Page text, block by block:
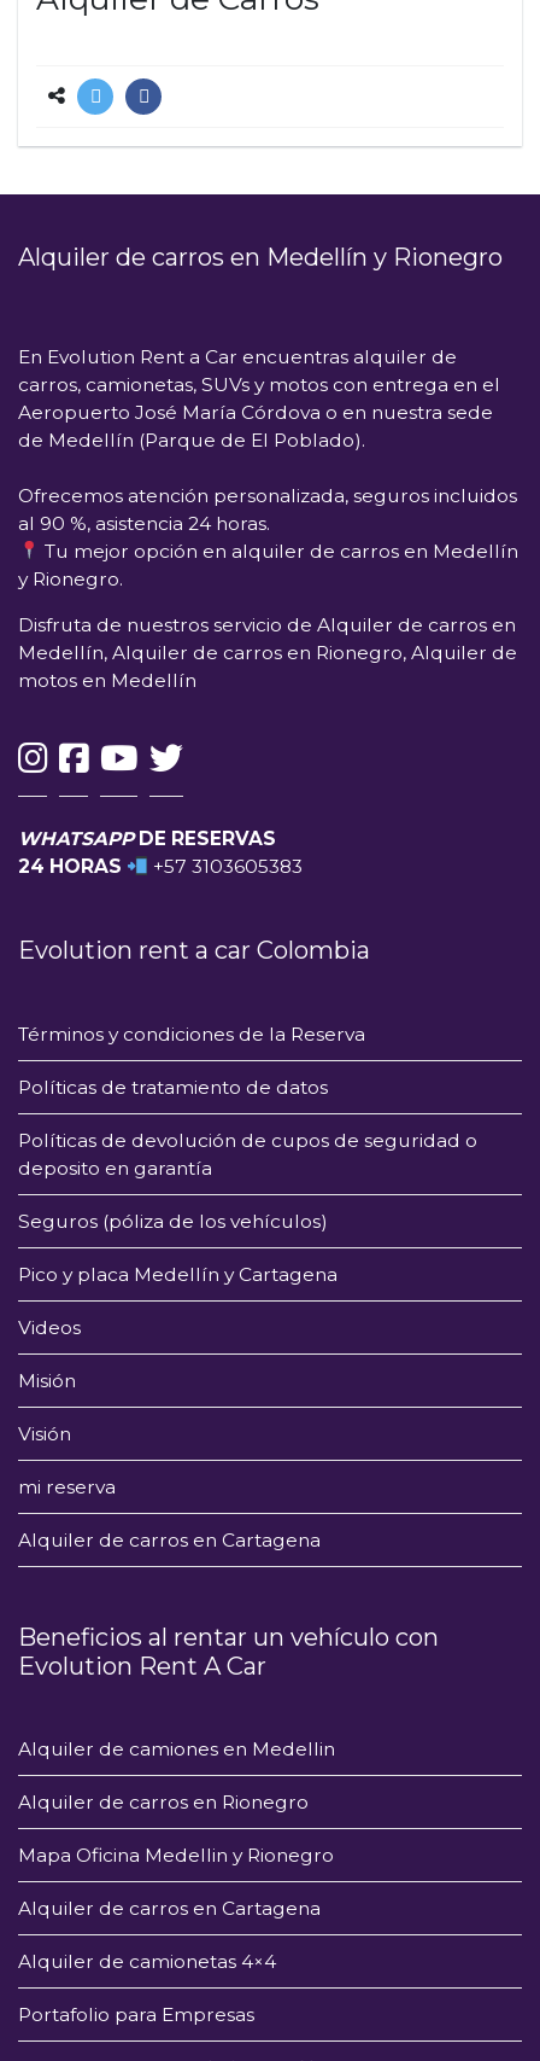
Alquiler de carros en Medellín y Rionegro
En Evolution Rent a Car encuentras alquiler de
carros, camionetas, SUVs y motos con entrega en el
Aeropuerto José María Córdova o en nuestra sede
de Medellín (Parque de El Poblado).
Ofrecemos atención personalizada, seguros incluidos
al 90 %, asistencia 24 horas.
Tu mejor opción en alquiler de carros en Medellín
y Rionegro.
Disfruta de nuestros servicio de Alquiler de carros en
Medellín, Alquiler de carros en Rionegro, Alquiler de
motos en Medellín
WHATSAPPDE RESERVAS
24 HORAS
+57 3103605383
Evolution rent a car Colombia
Términos y condiciones de la Reserva
Políticas de tratamiento de datos
Políticas de devolución de cupos de seguridad o
deposito en garantía
Seguros (póliza de los vehículos)
Pico y placa Medellín y Cartagena
Videos
Misión
Visión
mi reserva
Alquiler de carros en Cartagena
Beneficios al rentar un vehículo con
Evolution Rent A Car
Alquiler de camiones en Medellin
Alquiler de carros en Rionegro
Mapa Oficina Medellin y Rionegro
Alquiler de carros en Cartagena
Alquiler de camionetas 4×4
Portafolio para Empresas